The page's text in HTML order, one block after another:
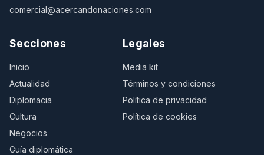
comercial@acercandonaciones.com
Secciones
Inicio
Actualidad
Diplomacia
Cultura
Negocios
Guía diplomática
Legales
Media kit
Términos y condiciones
Política de privacidad
Política de cookies